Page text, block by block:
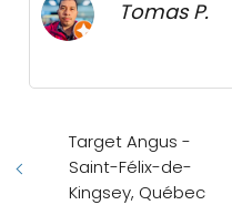
Tomas P.
Target Angus -
Saint-Félix-de-
Kingsey, Québec